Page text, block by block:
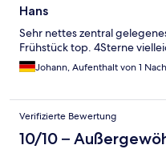
Hans
Sehr nettes zentral
Frühstück top. 4Sterne
Johann, Aufenthalt von 1
Verifizierte Bewertung
10/10 –